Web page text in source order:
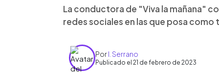
La conductora de "Viva la mañana"
redes sociales en las que posa
PorI. Serrano
Publicado el 21 de febrero de 2023